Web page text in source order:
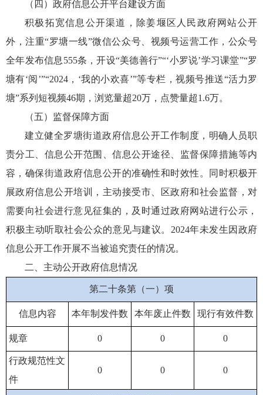
（四）政府信息公开平台建设方面
积极拓宽信息公开渠道，除姜堰区人民政府网站公开
外，注重“罗塘一线”微信公众号、视频号运营工作，公众号
全年发布信息555条，开设“美德善行”“‘小罗说’学习课堂”“罗
塘有‘阅’”“2024，‘我的小欢喜’”等专栏，视频号推送“活力罗
塘”系列短视频46期，浏览量超20万，点赞量超1.6万。
（五）监督保障方面
建立健全罗塘街道政府信息公开工作制度，明确人员职
责分工、信息公开范围、信息公开途径、监督保障措施等内
容，确保街道政府信息公开的准确性和时效性。同时积极开
展政府信息公开培训，主动接受市、区政府和社会监督，对
需要向社会进行意见征集的，及时通过政府网站进行公示，
积极主动听取社会公众的意见与建议。2024年未发生因政府
信息公开工作开展不当被追究责任的情况。
二、主动公开政府信息情况
第二十条第（一）项
信息内容 本年制发件数 本年废止件数 现行有效件数
规章 0 0 0
行政规范性文
件
0 0 0